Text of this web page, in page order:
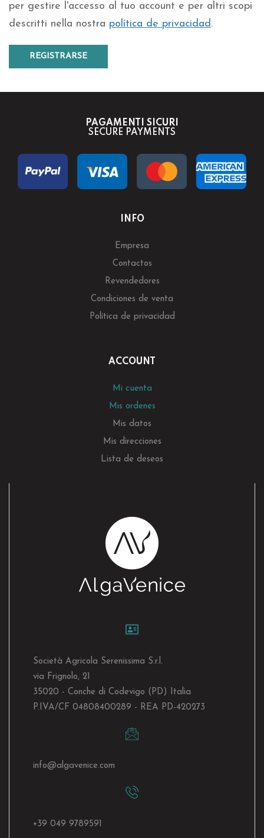
per gestire l'accesso al tuo account e per altri scopi
descritti nella nostra política de privacidad.
REGISTRARSE
PAGAMENTI SICURI
SECURE PAYMENTS
INFO
Empresa
Contactos
Revendedores
Condiciones de venta
Política de privacidad
ACCOUNT
Mi cuenta
Mis ordenes
Mis datos
Mis direcciones
Lista de deseos
Società Agricola Serenissima S.r.l.
via Frignolo, 21
35020 - Conche di Codevigo (PD) Italia
P.IVA/CF 04808400289 - REA PD-420273
info@algavenice.com
+39 049 9789591